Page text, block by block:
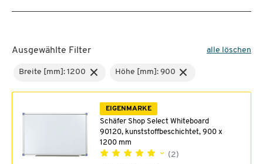
Ausgewählte Filter alle löschen
Breite [mm]: 1200 Höhe [mm]: 900
EIGENMARKE
Schäfer Shop Select Whiteboard
90120, kunststoffbeschichtet, 900 x
1200 mm
(2)